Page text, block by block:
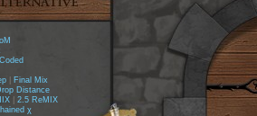
Coded
Final Mix
Distance
2.5 ReMIX
χ